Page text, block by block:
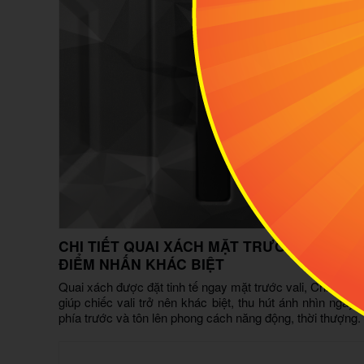
CHI TIẾT QUAI XÁCH MẶT TRƯỚC VALI
ĐIỂM NHẤN KHÁC BIỆT
Quai xách được đặt tinh tế ngay mặt trước vali, Chi tiết
giúp chiếc vali trở nên khác biệt, thu hút ánh nhìn ngay
phía trước và tôn lên phong cách năng động, thời thượng.